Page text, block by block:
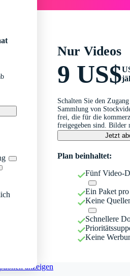
Nur Videos
9 US$
Schalten Sie den
Sammlung von
frei, die für die
freigegeben sind. Bilder
Jetzt
Plan beinhaltet:
Fünf Video-
Ein Paket
Keine
Schnellere
Keine
anzeigen